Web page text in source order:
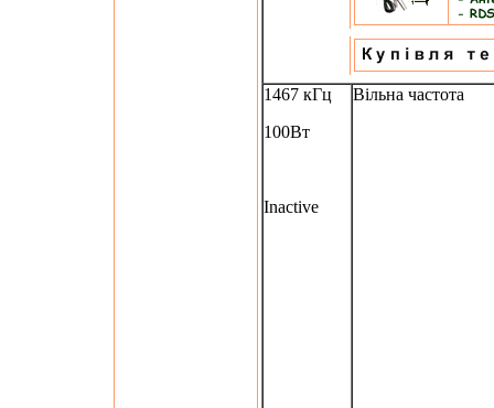
1467 кГц
100Вт
Inactive
Вільна частота